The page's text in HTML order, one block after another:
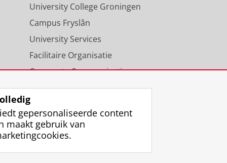
University College Groningen
Campus Fryslân
University Services
Facilitaire Organisatie
Corporate Communicatie
Agenda
gepersonaliseerde content
maakt gebruik van